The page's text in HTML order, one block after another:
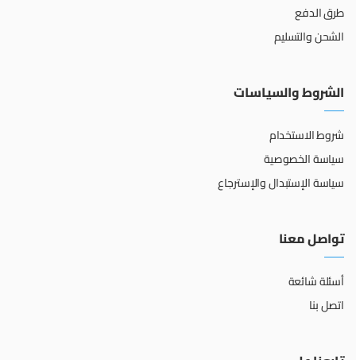
طرق الدفع
الشحن والتسليم
الشروط والسياسات
شروط الاستخدام
سياسة الخصوصية
سياسة الإستبدال والإسترجاع
تواصل معنا
أسئلة شائعة
اتصل بنا